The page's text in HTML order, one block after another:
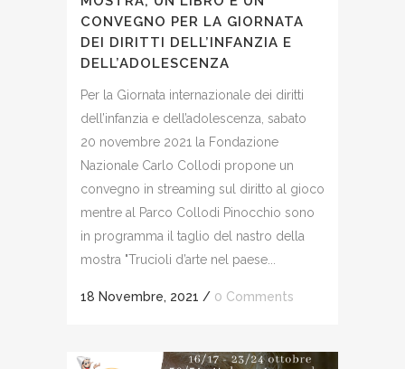
CONVEGNO PER LA GIORNATA
DEI DIRITTI DELL’INFANZIA E
DELL’ADOLESCENZA
Per la Giornata internazionale dei diritti
dell’infanzia e dell’adolescenza, sabato
20 novembre 2021 la Fondazione
Nazionale Carlo Collodi propone un
convegno in streaming sul diritto al gioco
mentre al Parco Collodi Pinocchio sono
in programma il taglio del nastro della
mostra "Trucioli d’arte nel paese...
18 Novembre, 2021 / 0 Comments